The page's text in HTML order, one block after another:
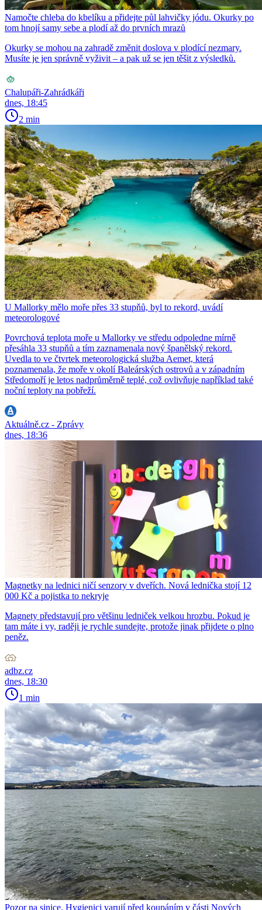
Namočte chleba do kbelíku a přidejte půl lahvičky jódu. Okurky po
tom hnojí samy sebe a plodí až do prvních mrazů
Okurky se mohou na zahradě změnit doslova v plodící nezmary.
Musíte je jen správně vyživit – a pak už se jen těšit z výsledků.
Chalupáři-Zahrádkáři
dnes, 18:45
2 min
U Mallorky mělo moře přes 33 stupňů, byl to rekord, uvádí
meteorologové
Povrchová teplota moře u Mallorky ve středu odpoledne mírně
přesáhla 33 stupňů a tím zaznamenala nový španělský rekord.
Uvedla to ve čtvrtek meteorologická služba Aemet, která
poznamenala, že moře v okolí Baleárských ostrovů a v západním
Středomoří je letos nadprůměrně teplé, což ovlivňuje například také
noční teploty na pobřeží.
Aktuálně.cz - Zprávy
dnes, 18:36
Magnetky na lednici ničí senzory v dveřích. Nová lednička stojí 12
000 Kč a pojistka to nekryje
Magnety představují pro většinu ledniček velkou hrozbu. Pokud je
tam máte i vy, raději je rychle sundejte, protože jinak přijdete o plno
peněz.
adbz.cz
dnes, 18:30
1 min
Pozor na sinice. Hygienici varují před koupáním v části Nových